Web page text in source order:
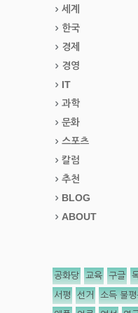
세계
한국
경제
경영
IT
과학
문화
스포츠
칼럼
추천
BLOG
ABOUT
공화당 교육 구글
서평 선거 소득 불